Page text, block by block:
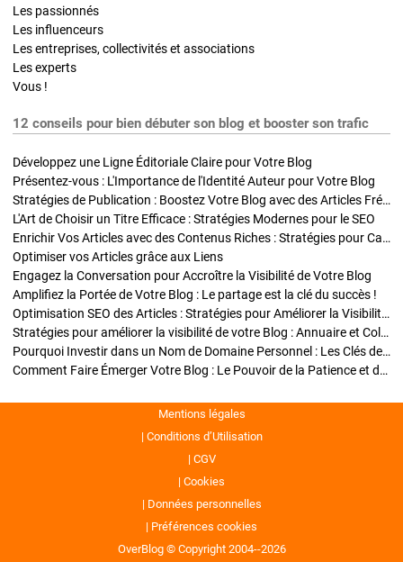
Les passionnés
Les influenceurs
Les entreprises, collectivités et associations
Les experts
Vous !
12 conseils pour bien débuter son blog et booster son trafic
Développez une Ligne Éditoriale Claire pour Votre Blog
Présentez-vous : L'Importance de l'Identité Auteur pour Votre Blog
Stratégies de Publication : Boostez Votre Blog avec des Articles Fréquents et Exclusifs
L'Art de Choisir un Titre Efficace : Stratégies Modernes pour le SEO
Enrichir Vos Articles avec des Contenus Riches : Stratégies pour Captiver et Optimiser
Optimiser vos Articles grâce aux Liens
Engagez la Conversation pour Accroître la Visibilité de Votre Blog
Amplifiez la Portée de Votre Blog : Le partage est la clé du succès !
Optimisation SEO des Articles : Stratégies pour Améliorer la Visibilité de Votre Blog
Stratégies pour améliorer la visibilité de votre Blog : Annuaire et Collaborations
Pourquoi Investir dans un Nom de Domaine Personnel : Les Clés de la Réussite de Votre Blog
Comment Faire Émerger Votre Blog : Le Pouvoir de la Patience et de la Persévérance
Mentions légales
Conditions d’Utilisation
CGV
Cookies
Données personnelles
Préférences cookies
OverBlog © Copyright 2004--2026